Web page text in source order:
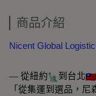
商品介紹
Nicent Global
— 從紐約
到台北
「從集運到選品，尼